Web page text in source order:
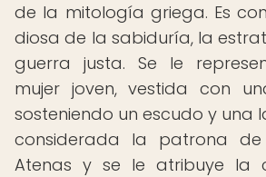
de la mitología griega. Es
diosa de la sabiduría, la
guerra justa. Se le
mujer joven, vestida con
sosteniendo un escudo y una
considerada la patrona
Atenas y se le atribuye la